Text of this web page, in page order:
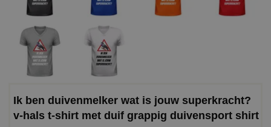
Ik ben duivenmelker wat is jouw superkracht?
v-hals t-shirt met duif grappig duivensport shirt